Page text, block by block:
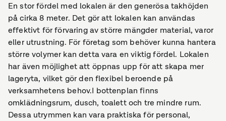
En stor fördel med lokalen är den generösa takhöjden
på cirka 8 meter. Det gör att lokalen kan användas
effektivt för förvaring av större mängder material, varor
eller utrustning. För företag som behöver kunna hantera
större volymer kan detta vara en viktig fördel. Lokalen
har även möjlighet att öppnas upp för att skapa mer
lageryta, vilket gör den flexibel beroende på
verksamhetens behov.I bottenplan finns
omklädningsrum, dusch, toalett och tre mindre rum.
Dessa utrymmen kan vara praktiska för personal,